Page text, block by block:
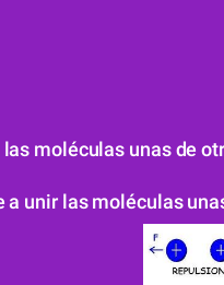
America Asia
las moléculas unas de
a unir las moléculas